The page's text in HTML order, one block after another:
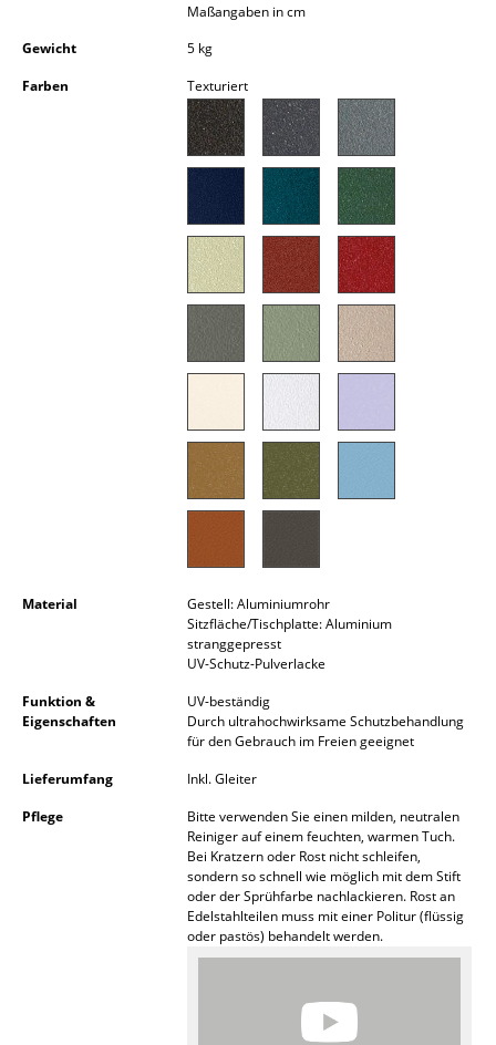
... alle Aufbewahrungsmöbel
Hängeleuchten & Deckenleuchten
Schreibtischleuchten
... alle Leuchten
Doppelbetten
Nachttische & Bettzubehör
Maßangaben in cm
Gewicht
5 kg
Farben
Texturiert
Material
Gestell: Aluminiumrohr
Sitzfläche/Tischplatte: Aluminium
stranggepresst
UV-Schutz-Pulverlacke
Funktion &
Eigenschaften
UV-beständig
Durch ultrahochwirksame Schutzbehandlung
für den Gebrauch im Freien geeignet
Lieferumfang
Inkl. Gleiter
Pflege
Bitte verwenden Sie einen milden, neutralen
Reiniger auf einem feuchten, warmen Tuch.
Bei Kratzern oder Rost nicht schleifen,
sondern so schnell wie möglich mit dem Stift
oder der Sprühfarbe nachlackieren. Rost an
Edelstahlteilen muss mit einer Politur (flüssig
oder pastös) behandelt werden.